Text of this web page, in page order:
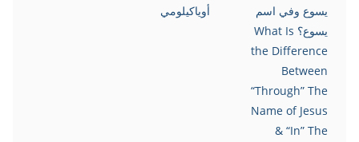
يسوع وفي اسم
يسوع؟ What Is
the Difference
Between
“Through” The
Name of Jesus
& “In” The
أوياكيلومي